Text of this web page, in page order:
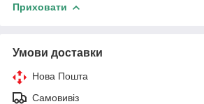
Приховати
Умови доставки
Нова Пошта
Самовивіз